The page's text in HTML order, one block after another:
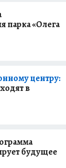
парка «Олега
центру:
в
будущее